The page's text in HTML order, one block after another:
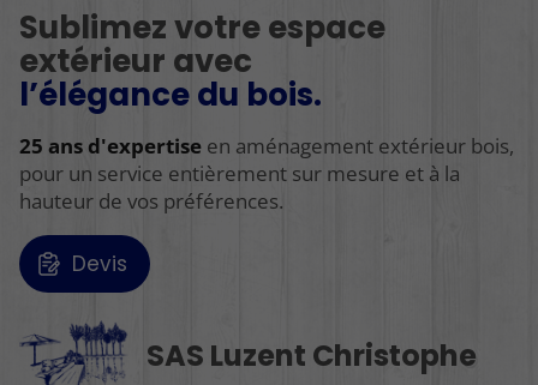
SAS Luzent Christophe
Sublimez votre espace
extérieur avec
l’élégance du bois.
25 ans d'expertise en aménagement extérieur bois,
pour un service entièrement sur mesure et à la
hauteur de vos préférences.
Devis